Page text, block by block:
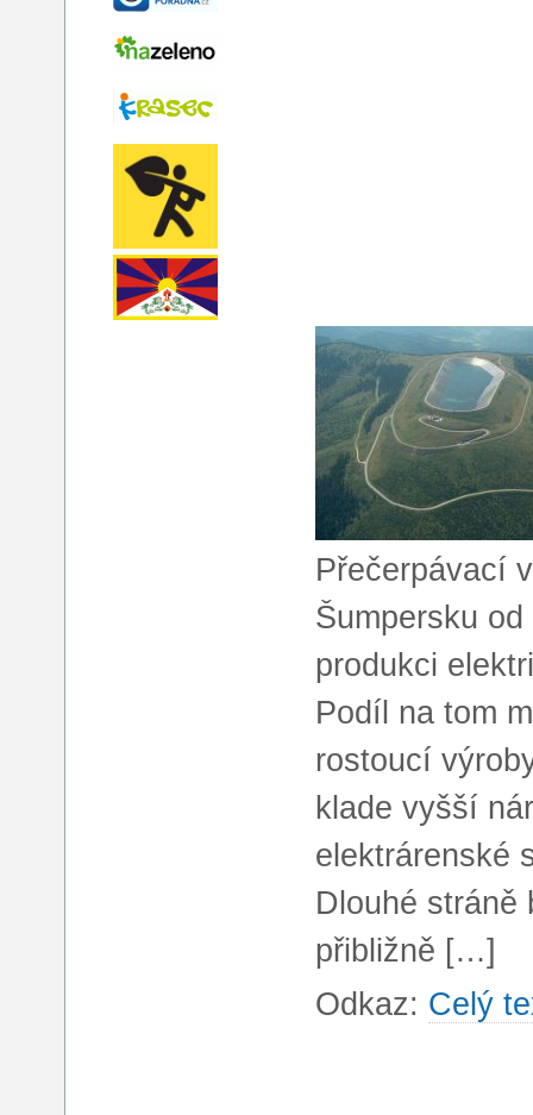
Přečerpávací
Šumpersku
produkci
Podíl na tom
rostoucí
klade vyšší
elektrárenské
Dlouhé stráně
přibližně […]
Odkaz: Celý